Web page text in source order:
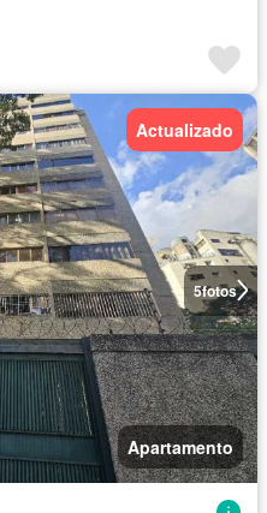
5fotos
Actualizado
Apartamento